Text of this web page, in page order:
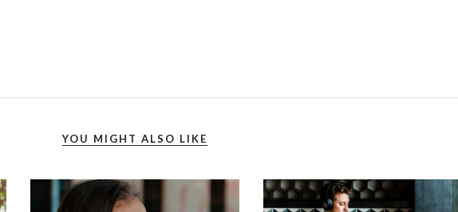
YOU MIGHT ALSO LIKE